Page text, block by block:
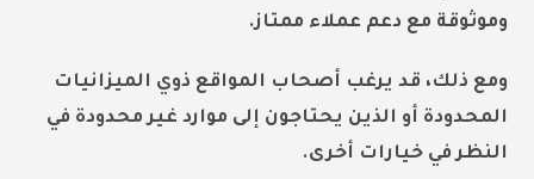
وموثوقة مع دعم عملاء ممتاز.
ومع ذلك، قد يرغب أصحاب المواقع ذوي الميزانيات
المحدودة أو الذين يحتاجون إلى موارد غير محدودة في
النظر في خيارات أخرى.